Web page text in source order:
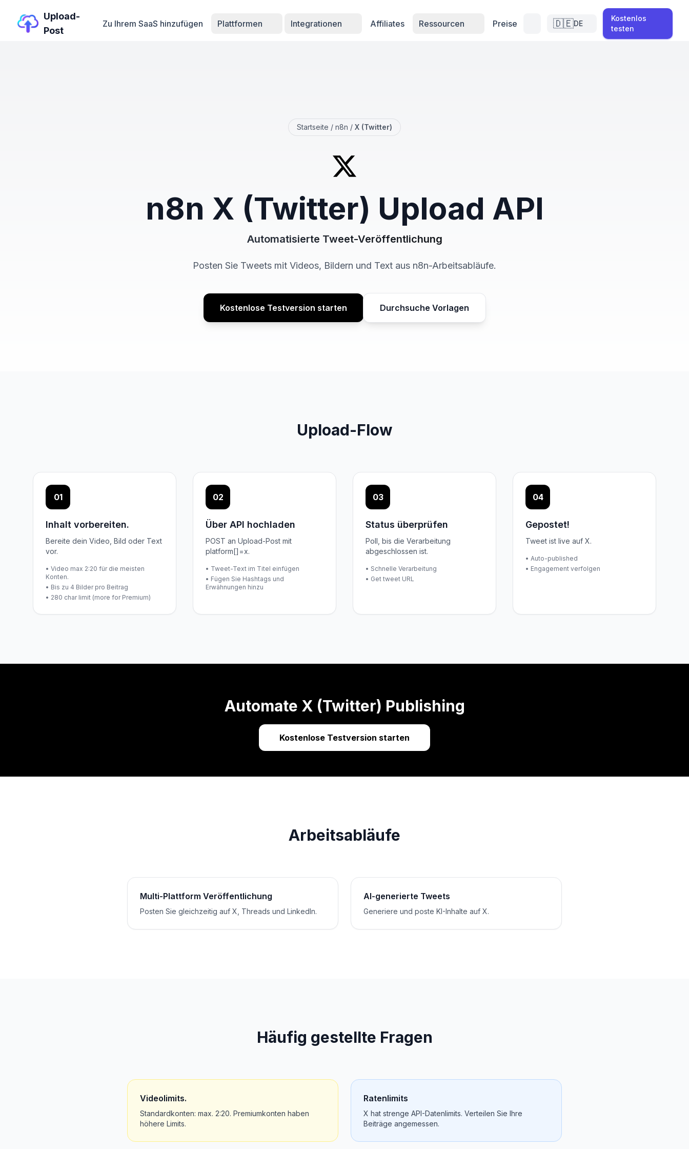
Upload-
Post
Zu Ihrem SaaS hinzufügen Plattformen Integrationen Affiliates Ressourcen Preise 🇩🇪DE
Kostenlos
testen
Startseite / n8n / X (Twitter)
n8n X (Twitter) Upload API
Automatisierte Tweet-Veröffentlichung
Posten Sie Tweets mit Videos, Bildern und Text aus n8n-Arbeitsabläufe.
Kostenlose Testversion starten Durchsuche Vorlagen
Upload-Flow
01
Inhalt vorbereiten.
Bereite dein Video, Bild oder Text
vor.
• Video max 2:20 für die meisten
Konten.
• Bis zu 4 Bilder pro Beitrag
• 280 char limit (more for Premium)
02
Über API hochladen
POST an Upload-Post mit
platform[]=x.
• Tweet-Text im Titel einfügen
• Fügen Sie Hashtags und
Erwähnungen hinzu
03
Status überprüfen
Poll, bis die Verarbeitung
abgeschlossen ist.
• Schnelle Verarbeitung
• Get tweet URL
04
Gepostet!
Tweet ist live auf X.
• Auto-published
• Engagement verfolgen
Automate X (Twitter) Publishing
Kostenlose Testversion starten
Arbeitsabläufe
Multi-Plattform Veröffentlichung
Posten Sie gleichzeitig auf X, Threads und LinkedIn.
AI-generierte Tweets
Generiere und poste KI-Inhalte auf X.
Häufig gestellte Fragen
Videolimits.
Standardkonten: max. 2:20. Premiumkonten haben
höhere Limits.
Ratenlimits
X hat strenge API-Datenlimits. Verteilen Sie Ihre
Beiträge angemessen.